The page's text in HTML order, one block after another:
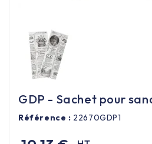
GDP - Sachet pour
Référence : 22670GDP1